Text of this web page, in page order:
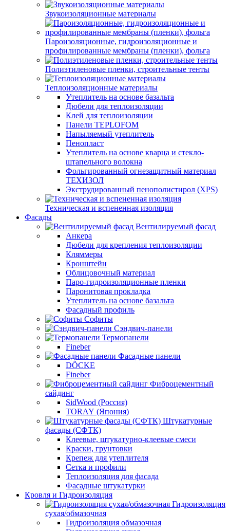
Звукоизоляционные материалы
Пароизоляционные, гидроизоляционные и
профилированные мембраны (пленки), фольга
Полиэтиленовые пленки, строительные тенты
Теплоизоляционные материалы
Утеплитель на основе базальта
Дюбели для теплоизоляции
Клей для теплоизоляции
Панели TEPLOFOM
Напыляемый утеплитель
Пенопласт
Утеплитель на основе кварца и стекло-
штапельного волокна
Фольгированный огнезащитный материал
ТЕХИЗОЛ
Экструдированный пенополистирол (XPS)
Техническая и вспененная изоляция
Фасады
Вентилируемый фасад
Анкера
Дюбели для крепления теплоизоляции
Кляммеры
Кронштейн
Облицовочный материал
Паро-гидроизоляционные пленки
Паронитовая прокладка
Утеплитель на основе базальта
Фасадный профиль
Софиты
Сэндвич-панели
Термопанели
Fineber
Фасадные панели
DÖCKE
Fineber
Фиброцементный
сайдинг
SidWood (Россия)
TORAY (Япония)
Штукатурные
фасады (СФТК)
Клеевые, штукатурно-клеевые смеси
Краски, грунтовки
Крепеж для утеплителя
Сетка и профили
Теплоизоляция для фасада
Фасадные штукатурки
Кровля и Гидроизоляция
Гидроизоляция
сухая/обмазочная
Гидроизоляция обмазочная